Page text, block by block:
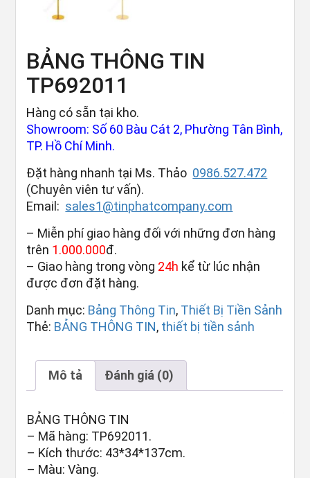
BẢNG THÔNG TIN
TP692011
Hàng có sẵn tại kho.
Showroom: Số 60 Bàu Cát 2, Phường Tân Bình,
TP. Hồ Chí Minh.
Đặt hàng nhanh tại Ms. Thảo 0986.527.472
(Chuyên viên tư vấn).
Email: sales1@tinphatcompany.com
– Miễn phí giao hàng đối với những đơn hàng
trên 1.000.000đ.
– Giao hàng trong vòng 24h kể từ lúc nhận
được đơn đặt hàng.
Danh mục: Bảng Thông Tin, Thiết Bị Tiền Sảnh
Thẻ: BẢNG THÔNG TIN, thiết bị tiền sảnh
Mô tả Đánh giá (0)
BẢNG THÔNG TIN
– Mã hàng: TP692011.
– Kích thước: 43*34*137cm.
– Màu: Vàng.